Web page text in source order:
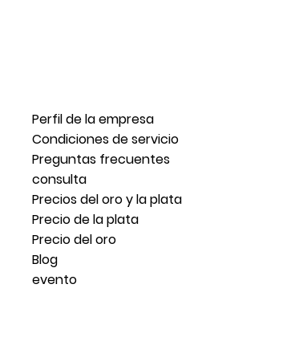
Perfil de la empresa
Condiciones de servicio
Preguntas frecuentes
consulta
Precios del oro y la plata
Precio de la plata
Precio del oro
Blog
evento